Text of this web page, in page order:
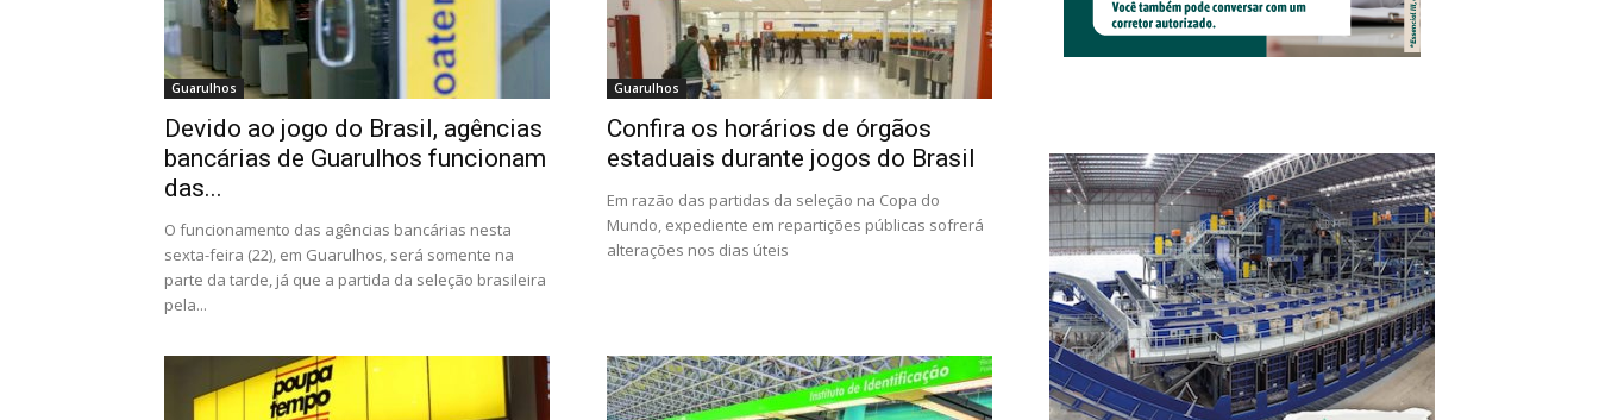
Guarulhos
Devido ao jogo do Brasil, agências
bancárias de Guarulhos funcionam
das...
O funcionamento das agências bancárias nesta
sexta-feira (22), em Guarulhos, será somente na
parte da tarde, já que a partida da seleção brasileira
pela...
Guarulhos
Confira os horários de órgãos
estaduais durante jogos do Brasil
Em razão das partidas da seleção na Copa do
Mundo, expediente em repartições públicas sofrerá
alterações nos dias úteis